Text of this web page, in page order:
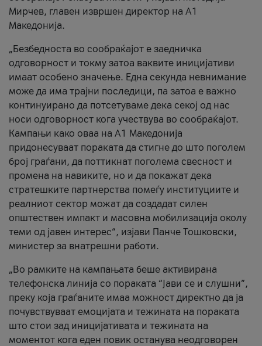
Мирчев, главен извршен директор на А1
Македонија.
„Безбедноста во сообраќајот е заедничка
одговорност и токму затоа ваквите иницијативи
имаат особено значење. Една секунда невнимание
може да има трајни последици, па затоа е важно
континуирано да потсетуваме дека секој од нас
носи одговорност кога учествува во сообраќајот.
Кампањи како оваа на A1 Македонија
придонесуваат пораката да стигне до што поголем
број граѓани, да поттикнат поголема свесност и
промена на навиките, но и да покажат дека
стратешките партнерства помеѓу институциите и
реалниот сектор можат да создадат силен
општествен импакт и масовна мобилизација околу
теми од јавен интерес“, изјави Панче Тошковски,
министер за внатрешни работи.
„Во рамките на кампањата беше активирана
телефонска линија со пораката “Јави се и слушни”,
преку која граѓаните имаа можност директно да ја
почувствуваат емоцијата и тежината на пораката
што стои зад иницијативата и тежината на
моментот кога еден повик останува неодговорен